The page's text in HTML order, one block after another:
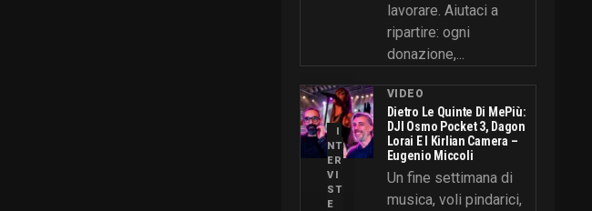
lavorare. Aiutaci a
ripartire: ogni
donazione,...
VIDEO
Dietro Le Quinte Di MePiù:
DJI Osmo Pocket 3, Dagon
Lorai E I Kirlian Camera –
Eugenio Miccoli
Un fine settimana di
musica, voli pindarici,
I
NT
ER
VI
ST
E